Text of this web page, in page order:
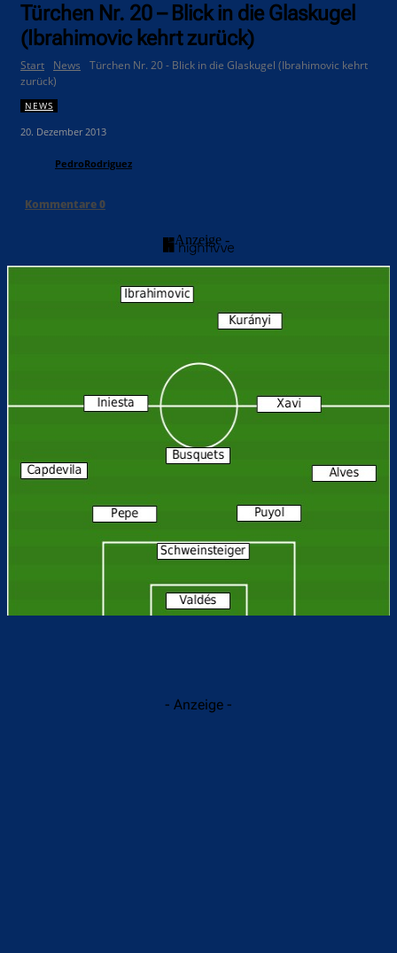
Türchen Nr. 20 – Blick in die Glaskugel
(Ibrahimovic kehrt zurück)
Start News
Türchen Nr. 20 - Blick in die Glaskugel (Ibrahimovic kehrt
zurück)
NEWS
20. Dezember 2013
PedroRodriguez
Kommentare0
- Anzeige -
- Anzeige -